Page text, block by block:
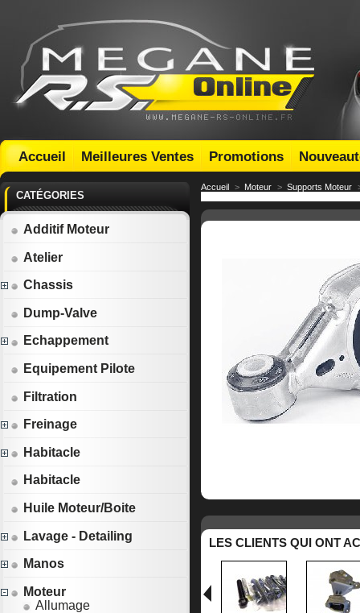
Accueil Meilleures Ventes Promotions
CATÉGORIES
Additif Moteur
Atelier
Chassis
Dump-Valve
Echappement
Equipement Pilote
Filtration
Freinage
Habitacle
Habitacle
Huile Moteur/Boite
Lavage - Detailing
Manos
Moteur
Allumage
Accueil > Moteur > Supports Moteur
LES CLIENTS QUI ONT